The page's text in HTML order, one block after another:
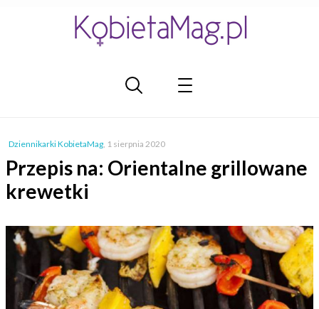
Dziennikarki KobietaMag, 1 sierpnia 2020
Przepis na: Orientalne grillowane
krewetki